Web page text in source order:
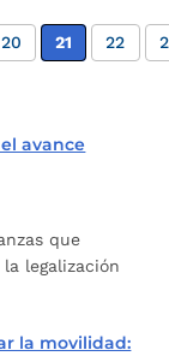
20 21 22
avance
que
legalización
la movilidad: